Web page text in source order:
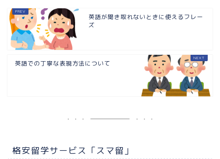
英語が聞き取れないときに使えるフレー
ズ
英語での丁寧な表現方法について
格安留学サービス「スマ留」